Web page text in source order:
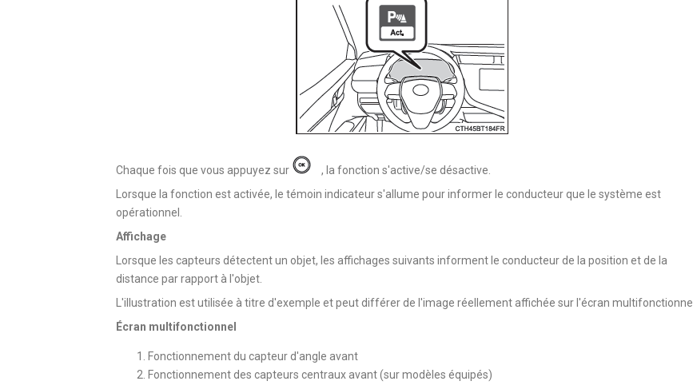
Chaque fois que vous appuyez sur
, la fonction s'active/se désactive.
Lorsque la fonction est activée, le témoin indicateur s'allume pour informer le conducteur que le système est
opérationnel.
Affichage
Lorsque les capteurs détectent un objet, les affichages suivants informent le conducteur de la position et de la
distance par rapport à l'objet.
L'illustration est utilisée à titre d'exemple et peut différer de l'image réellement affichée sur l'écran multifonctionnel.
Écran multifonctionnel
Fonctionnement du capteur d'angle avant
Fonctionnement des capteurs centraux avant (sur modèles équipés)